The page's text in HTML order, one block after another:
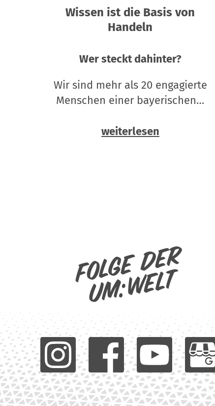
Wissen ist die Basis von
Handeln
Wer steckt dahinter?
Wir sind mehr als 20 engagierte
Menschen einer bayerischen…
weiterlesen
Folge der
um:welt